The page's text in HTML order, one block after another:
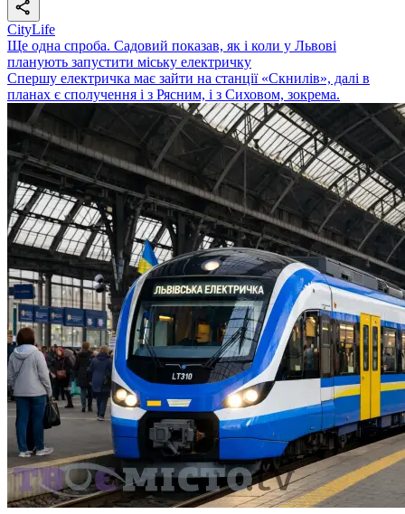
CityLife
Ще одна спроба. Садовий показав, як і коли у Львові
планують запустити міську електричку
Спершу електричка має зайти на станції «Скнилів», далі в
планах є сполучення і з Рясним, і з Сиховом, зокрема.